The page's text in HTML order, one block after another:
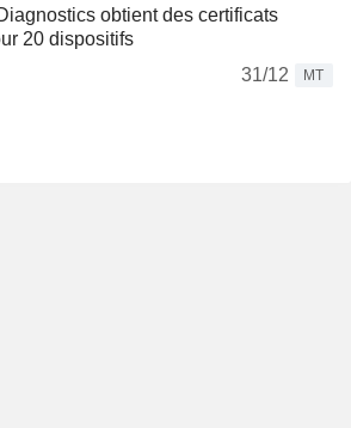
obtient des certificats
20 dispositifs
31/12
MT